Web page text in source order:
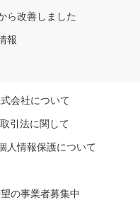
ら改善しました
報
会社について
引法に関して
人情報保護について
の事業者募集中